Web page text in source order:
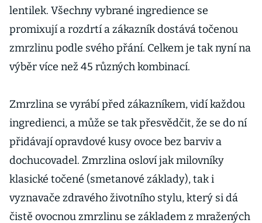
lentilek. Všechny vybrané ingredience se
promixují a rozdrtí a zákazník dostává točenou
zmrzlinu podle svého přání. Celkem je tak nyní na
výběr více než 45 různých kombinací.
Zmrzlina se vyrábí před zákazníkem, vidí každou
ingredienci, a může se tak přesvědčit, že se do ní
přidávají opravdové kusy ovoce bez barviv a
dochucovadel. Zmrzlina osloví jak milovníky
klasické točené (smetanové základy), tak i
vyznavače zdravého životního stylu, který si dá
čistě ovocnou zmrzlinu se základem z mražených